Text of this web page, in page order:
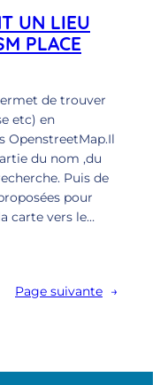
UN LIEU
PLACE
de trouver
etc) en
OpenstreetMap.Il
du nom ,du
Puis de
pour
carte vers le…
Page suivante →